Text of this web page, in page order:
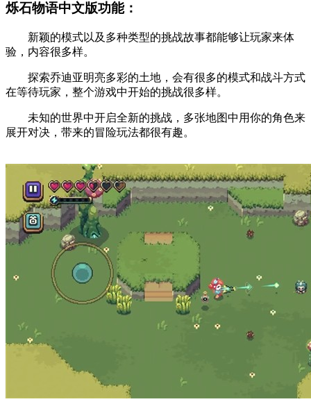
烁石物语中文版功能：
新颖的模式以及多种类型的挑战故事都能够让玩家来体
验，内容很多样。
探索乔迪亚明亮多彩的土地，会有很多的模式和战斗方式
在等待玩家，整个游戏中开始的挑战很多样。
未知的世界中开启全新的挑战，多张地图中用你的角色来
展开对决，带来的冒险玩法都很有趣。